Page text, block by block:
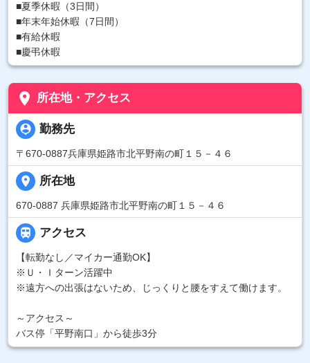
■夏季休暇（3日間）
■年末年始休暇（7日間）
■有給休暇
■慶弔休暇
place 所在地・アクセス
person_pin 勤務先
〒670-0887兵庫県姫路市北平野南の町１５－４６
place 所在地
670-0887 兵庫県姫路市北平野南の町１５－４６
 アクセス
【転勤なし／マイカー通勤OK】
※Ｕ・Ｉターン活躍中
※遠方への出張はないため、じっくりと腰をすえて働けます。
～アクセス～
バス停「平野南口」から徒歩3分